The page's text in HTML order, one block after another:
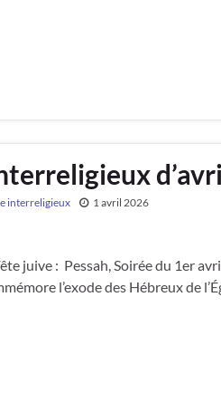
interreligieux 1 avril 2026
juive : Pessah, Soirée du 1er
l’exode des Hébreux de